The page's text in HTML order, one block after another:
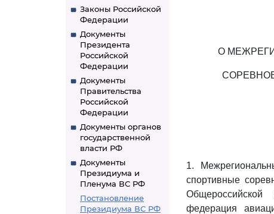
Законы Российской
Федерации
Документы
Президента
Российской
Федерации
Документы
Правительства
Российской
Федерации
Документы органов
государственной
власти РФ
Документы
Президиума и
Пленума ВС РФ
Постановление
Президиума ВС РФ
О
1.
спортивные
Общероссийской
федерация